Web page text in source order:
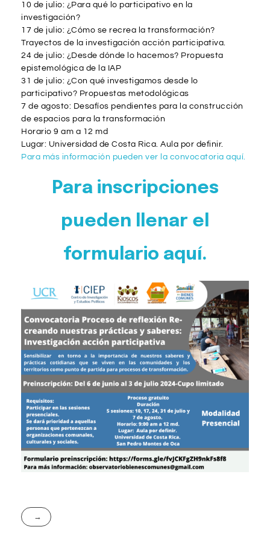
10 de julio: ¿Para qué lo participativo en la
investigación?
17 de julio: ¿Cómo se recrea la transformación?
Trayectos de la investigación acción participativa.
24 de julio: ¿Desde dónde lo hacemos? Propuesta
epistemológica de la IAP
31 de julio: ¿Con qué investigamos desde lo
participativo? Propuestas metodológicas
7 de agosto: Desafíos pendientes para la construcción
de espacios para la transformación
Horario 9 am a 12 md
Lugar: Universidad de Costa Rica. Aula por definir.
Para más información pueden ver la convocatoria aquí.
Para inscripciones
pueden llenar el
formulario aquí.